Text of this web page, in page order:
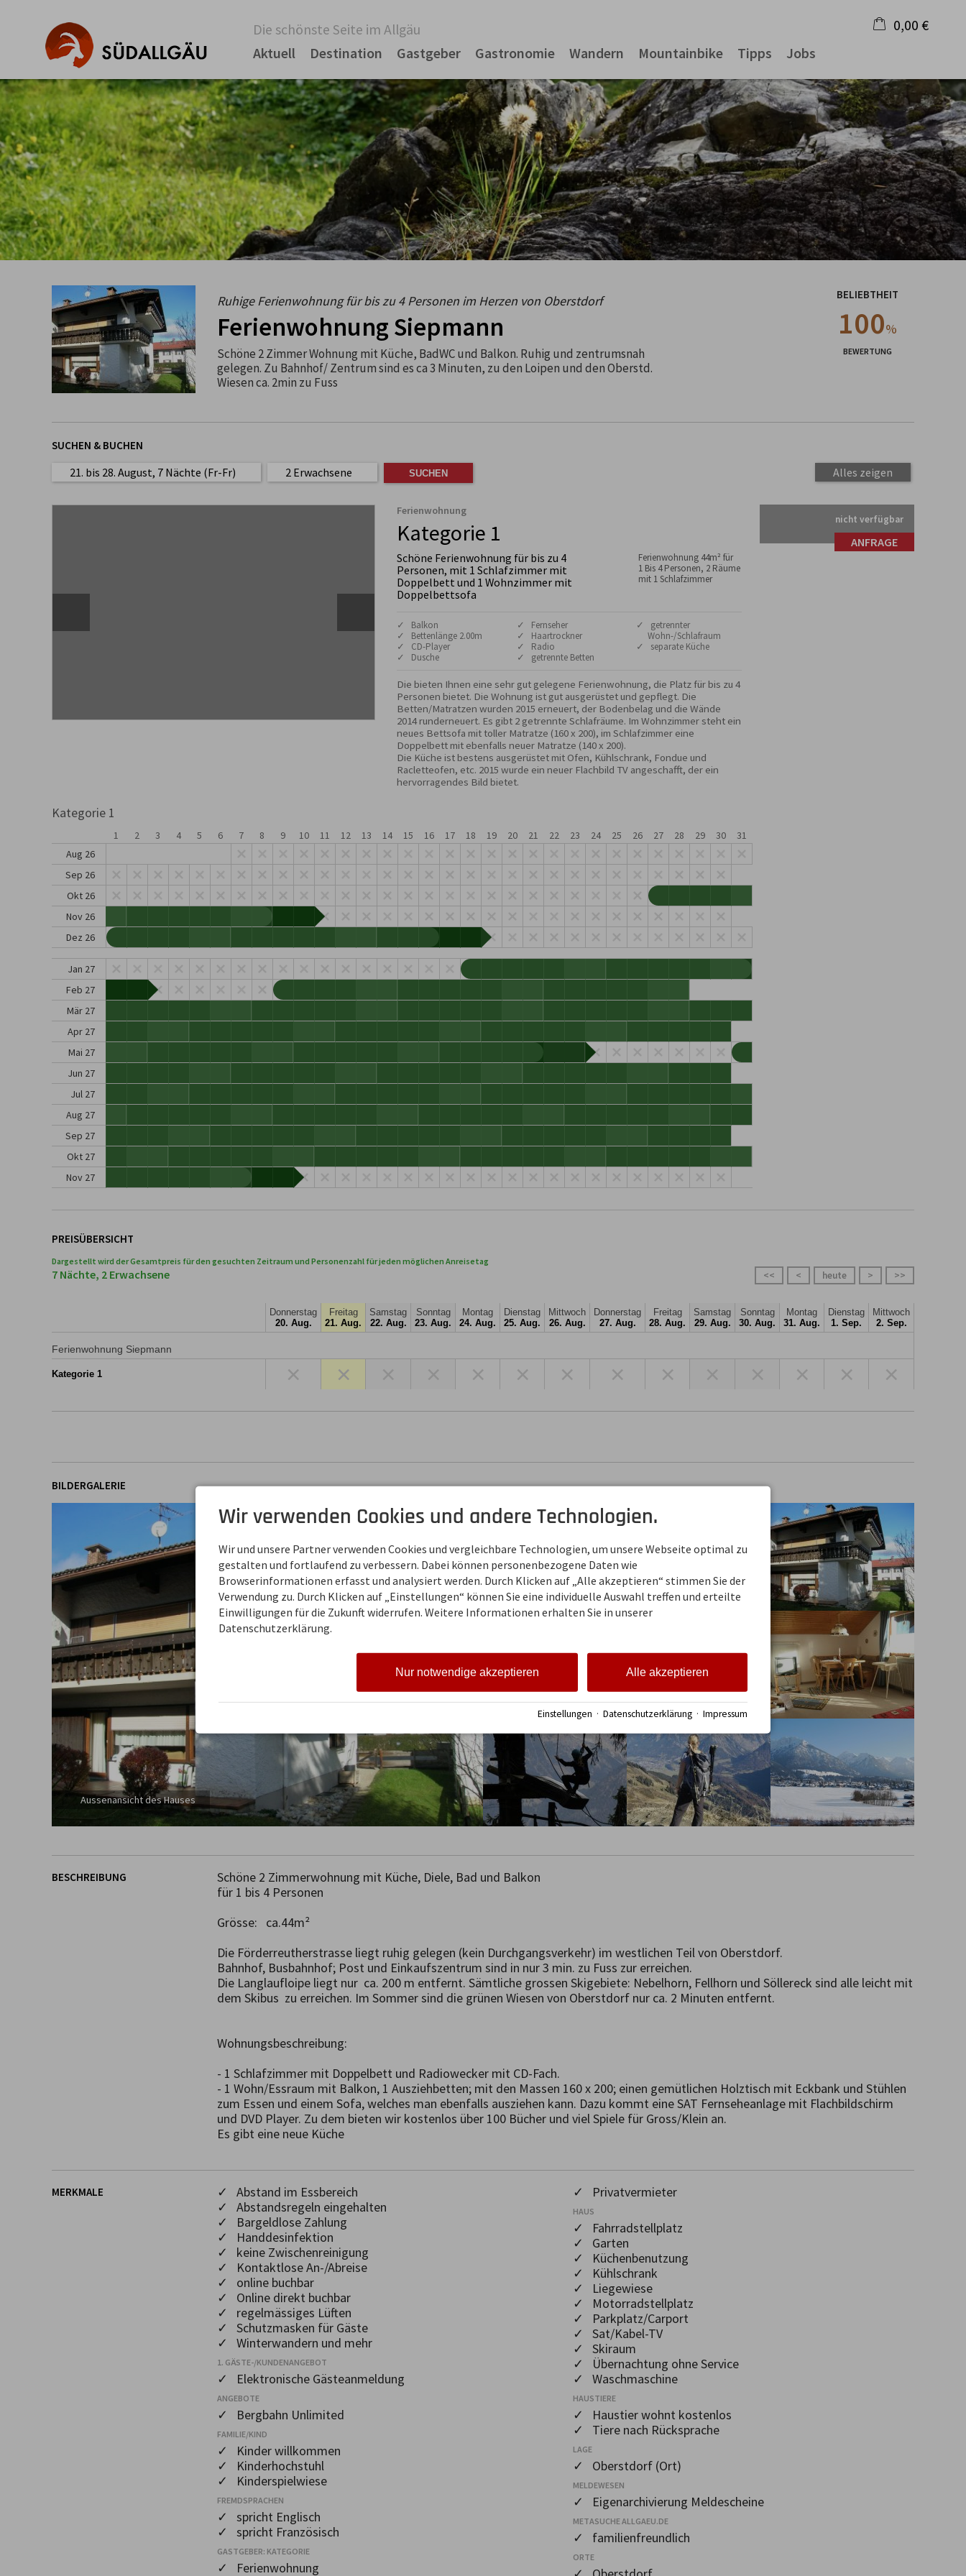
Die schönste Seite im Allgäu
Aktuell
Destination Gastgeber Gastronomie Wandern Mountainbike Tipps Jobs
0,00 €
Warenkorb ist leer
Ruhige Ferienwohnung für bis zu 4 Personen im Herzen von Oberstdorf
Ferienwohnung Siepmann
Schöne 2 Zimmer Wohnung mit Küche, BadWC und Balkon. Ruhig und zentrumsnah
gelegen. Zu Bahnhof/ Zentrum sind es ca 3 Minuten, zu den Loipen und den Oberstd.
Wiesen ca. 2min zu Fuss
BELIEBTHEIT
100%
BEWERTUNG
SUCHEN & BUCHEN
21. bis 28. August, 7 Nächte (Fr-Fr) 2 Erwachsene Alles zeigen
Ferienwohnung
Kategorie 1
Schöne Ferienwohnung für bis zu 4
Personen, mit 1 Schlafzimmer mit
Doppelbett und 1 Wohnzimmer mit
Doppelbettsofa
Ferienwohnung 44m² für
1 Bis 4 Personen, 2 Räume
mit 1 Schlafzimmer
✓ Balkon
✓ Bettenlänge 2.00m
✓ CD-Player
✓ Dusche
✓ Fernseher
✓ Haartrockner
✓ Radio
✓ getrennte Betten
✓ getrennter
Wohn-/Schlafraum
✓ separate Küche
Die bieten Ihnen eine sehr gut gelegene Ferienwohnung, die Platz für bis zu 4
Personen bietet. Die Wohnung ist gut ausgerüstet und gepflegt. Die
Betten/Matratzen wurden 2015 erneuert, der Bodenbelag und die Wände
2014 runderneuert. Es gibt 2 getrennte Schlafräume. Im Wohnzimmer steht ein
neues Bettsofa mit toller Matratze (160 x 200), im Schlafzimmer eine
Doppelbett mit ebenfalls neuer Matratze (140 x 200).
Die Küche ist bestens ausgerüstet mit Ofen, Kühlschrank, Fondue und
Racletteofen, etc. 2015 wurde ein neuer Flachbild TV angeschafft, der ein
hervorragendes Bild bietet.
nicht verfügbar
ANFRAGE
Kategorie 1
1 2 3 4 5 6 7 8 9 10 11 12 13 14 15 16 17 18 19 20 21 22 23 24 25 26 27 28 29 30
31
Aug 26
Sep 26
Okt 26
Nov 26
Dez 26
Jan 27
Feb 27
Mär 27
Apr 27
Mai 27
Jun 27
Jul 27
Aug 27
Sep 27
Okt 27
Nov 27
PREISÜBERSICHT
Dargestellt wird der Gesamtpreis für den gesuchten Zeitraum und Personenzahl für jeden möglichen Anreisetag
7 Nächte, 2 Erwachsene >>
>
heute
<
<<
Donnerstag
20. Aug.
Freitag
21. Aug.
Samstag
22. Aug.
Sonntag
23. Aug.
Montag
24. Aug.
Dienstag
25. Aug.
Mittwoch
26. Aug.
Donnerstag
27. Aug.
Freitag
28. Aug.
Samstag
29. Aug.
Sonntag
30. Aug.
Montag
31. Aug.
Dienstag
1. Sep.
Mittwoch
2. Sep.
Ferienwohnung Siepmann
Kategorie 1 × × × × × × × × × ×
BILDERGALERIE
Aussenansicht des Hauses
BESCHREIBUNG
Schöne 2 Zimmerwohnung mit Küche, Diele, Bad und Balkon
für 1 bis 4 Personen
Grösse:   ca.44m²
Die Förderreutherstrasse liegt ruhig gelegen (kein Durchgangsverkehr) im westlichen Teil von Oberstdorf.
Bahnhof, Busbahnhof; Post und Einkaufszentrum sind in nur 3 min. zu Fuss zur erreichen.
Die Langlaufloipe liegt nur  ca. 200 m entfernt. Sämtliche grossen Skigebiete: Nebelhorn, Fellhorn und Söllereck sind alle leicht mit
dem Skibus  zu erreichen. Im Sommer sind die grünen Wiesen von Oberstdorf nur ca. 2 Minuten entfernt.
Wohnungsbeschreibung:
- 1 Schlafzimmer mit Doppelbett und Radiowecker mit CD-Fach.
- 1 Wohn/Essraum mit Balkon, 1 Ausziehbetten; mit den Massen 160 x 200; einen gemütlichen Holztisch mit Eckbank und Stühlen
zum Essen und einem Sofa, welches man ebenfalls ausziehen kann. Dazu kommt eine SAT Fernseheanlage mit Flachbildschirm
und DVD Player. Zu dem bieten wir kostenlos über 100 Bücher und viel Spiele für Gross/Klein an.
Es gibt eine neue Küche
MERKMALE
✓ Abstand im Essbereich
✓ Abstandsregeln eingehalten
✓ Bargeldlose Zahlung
✓ Handdesinfektion
✓ keine Zwischenreinigung
✓ Kontaktlose An-/Abreise
✓ online buchbar
✓ Online direkt buchbar
✓ regelmässiges Lüften
✓ Schutzmasken für Gäste
✓ Winterwandern und mehr
1. GÄSTE-/KUNDENANGEBOT
✓ Elektronische Gästeanmeldung
ANGEBOTE
✓ Bergbahn Unlimited
FAMILIE/KIND
✓ Kinder willkommen
✓ Kinderhochstuhl
✓ Kinderspielwiese
FREMDSPRACHEN
✓ spricht Englisch
✓ spricht Französisch
GASTGEBER: KATEGORIE
✓ Ferienwohnung
✓ Privatvermieter
HAUS
✓ Fahrradstellplatz
✓ Garten
✓ Küchenbenutzung
✓ Kühlschrank
✓ Liegewiese
✓ Motorradstellplatz
✓ Parkplatz/Carport
✓ Sat/Kabel-TV
✓ Skiraum
✓ Übernachtung ohne Service
✓ Waschmaschine
HAUSTIERE
✓ Haustier wohnt kostenlos
✓ Tiere nach Rücksprache
LAGE
✓ Oberstdorf (Ort)
MELDEWESEN
✓ Eigenarchivierung Meldescheine
METASUCHE ALLGAEU.DE
✓ familienfreundlich
ORTE
Wir verwenden Cookies und andere Technologien.
Wir und unsere Partner verwenden Cookies und vergleichbare Technologien, um unsere Webseite optimal zu
gestalten und fortlaufend zu verbessern. Dabei können personenbezogene Daten wie
Browserinformationen erfasst und analysiert werden. Durch Klicken auf „Alle akzeptieren“ stimmen Sie der
Verwendung zu. Durch Klicken auf „Einstellungen“ können Sie eine individuelle Auswahl treffen und erteilte
Einwilligungen für die Zukunft widerrufen. Weitere Informationen erhalten Sie in unserer
Datenschutzerklärung.
Alle akzeptieren
Nur notwendige akzeptieren
Einstellungen · Datenschutzerklärung · Impressum